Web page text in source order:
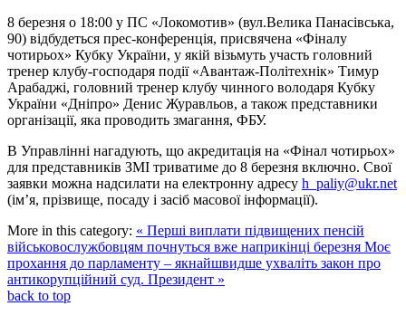
8 березня о 18:00 у ПС «Локомотив» (вул.Велика Панасівська,
90) відбудеться прес-конференція, присвячена «Фіналу
чотирьох» Кубку України, у якій візьмуть участь головний
тренер клубу-господаря події «Авантаж-Політехнік» Тимур
Арабаджі, головний тренер клубу чинного володаря Кубку
України «Дніпро» Денис Журавльов, а також представники
організації, яка проводить змагання, ФБУ.
В Управлінні нагадують, що акредитація на «Фінал чотирьох»
для представників ЗМІ триватиме до 8 березня включно. Свої
заявки можна надсилати на електронну адресу h_paliy@ukr.net
(ім’я, прізвище, посаду і засіб масової інформації).
More in this category: « Перші виплати підвищених пенсій
військовослужбовцям почнуться вже наприкінці березня Моє
прохання до парламенту – якнайшвидше ухваліть закон про
антикорупційний суд. Президент »
back to top